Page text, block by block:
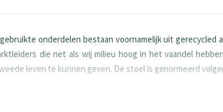
onderdelen bestaan voornamelijk uit gerecycled
die net als wij milieu hoog in het vaandel
leven te kunnen geven. De stoel is genormeerd